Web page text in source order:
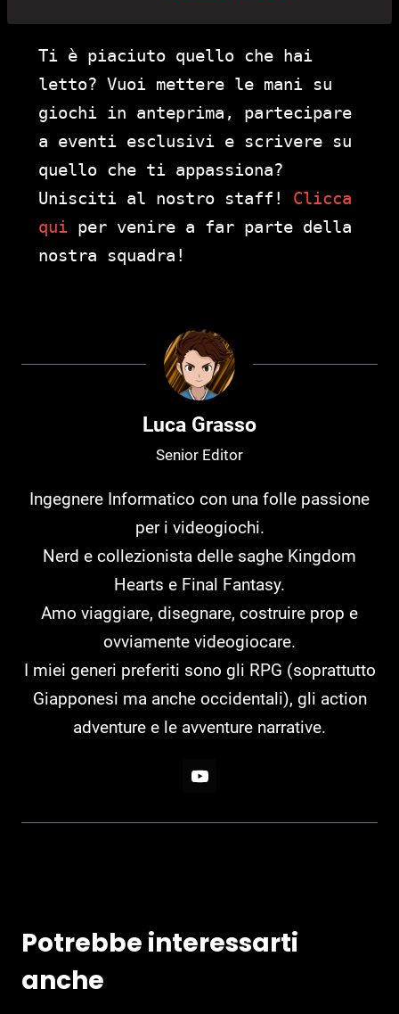
Ti è piaciuto quello che hai
letto? Vuoi mettere le mani su
giochi in anteprima, partecipare
a eventi esclusivi e scrivere su
quello che ti appassiona?
Unisciti al nostro staff! Clicca
qui per venire a far parte della
nostra squadra!
Luca Grasso
Senior Editor
Ingegnere Informatico con una folle passione
per i videogiochi.
Nerd e collezionista delle saghe Kingdom
Hearts e Final Fantasy.
Amo viaggiare, disegnare, costruire prop e
ovviamente videogiocare.
I miei generi preferiti sono gli RPG (soprattutto
Giapponesi ma anche occidentali), gli action
adventure e le avventure narrative.
Potrebbe interessarti
anche